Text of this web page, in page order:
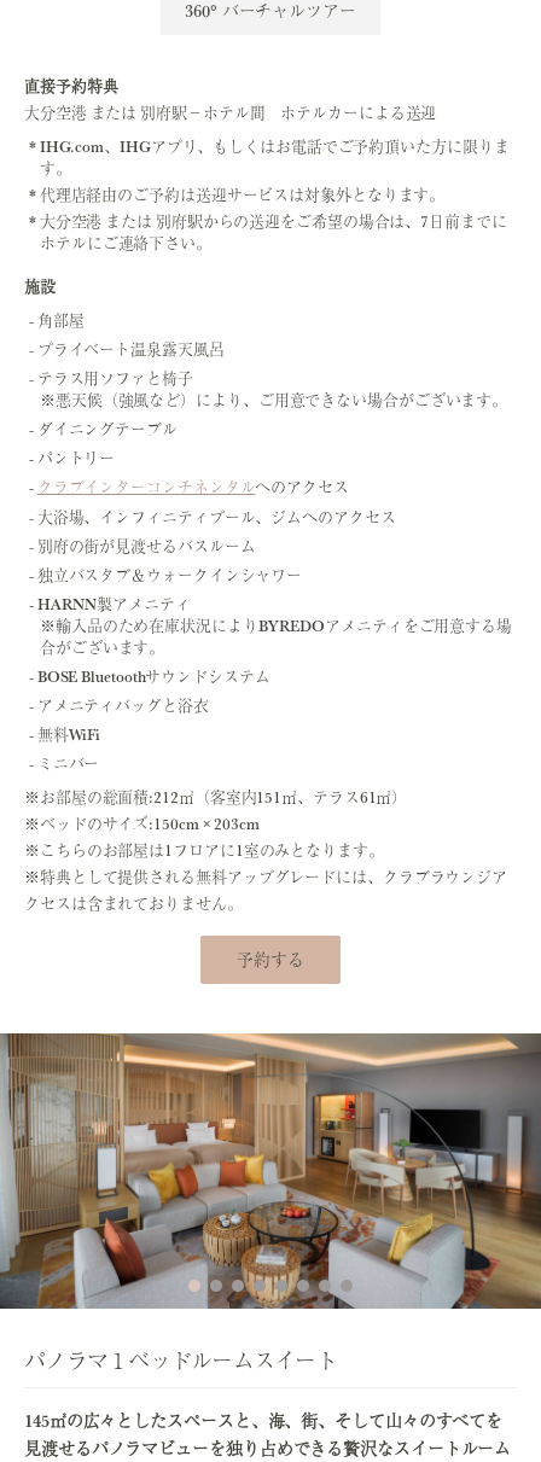
360° バーチャルツアー
直接予約特典
大分空港 または 別府駅－ホテル間 ホテルカーによる送迎
IHG.com、IHGアプリ、もしくはお電話でご予約頂いた方に限りま
す。
代理店経由のご予約は送迎サービスは対象外となります。
大分空港 または 別府駅からの送迎をご希望の場合は、7日前までに
ホテルにご連絡下さい。
施設
角部屋
プライベート温泉露天風呂
テラス用ソファと椅子
※悪天候（強風など）により、ご用意できない場合がございます。
ダイニングテーブル
パントリー
クラブインターコンチネンタルへのアクセス
大浴場、インフィニティプール、ジムへのアクセス
別府の街が見渡せるバスルーム
独立バスタブ＆ウォークインシャワー
HARNN製アメニティ
※輸入品のため在庫状況によりBYREDOアメニティをご用意する場
合がございます。
BOSE Bluetoothサウンドシステム
アメニティバッグと浴衣
無料WiFi
ミニバー
※お部屋の総面積:212㎡（客室内151㎡、テラス61㎡）
※ベッドのサイズ:150cm × 203cm
※こちらのお部屋は1フロアに1室のみとなります。
※特典として提供される無料アップグレードには、クラブラウンジア
クセスは含まれておりません。
予約する
パノラマ１ベッドルームスイート
145㎡の広々としたスペースと、海、街、そして山々のすべてを
見渡せるパノラマビューを独り占めできる贅沢なスイートルーム